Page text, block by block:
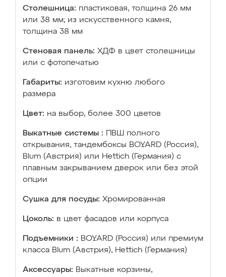
Столешница: пластиковая, толщина 26 мм
или 38 мм; из искусственного камня,
толщина 38 мм
Стеновая панель: ХДФ в цвет столешницы
или с фотопечатью
Габариты: изготовим кухню любого
размера
Цвет: на выбор, более 300 цветов
Выкатные системы :
ПВШ полного
открывания, тандембоксы BOYARD (Россия),
Blum (Австрия) или Hettich (Германия) с
плавным закрыванием дверок или без этой
опции
Сушка для посуды: Хромированная
Цоколь: в цвет фасадов или корпуса
Подъемники : BOYARD (Россия) или премиум
класса Blum (Австрия), Hettich (Германия)
Аксессуары: Выкатные корзины,